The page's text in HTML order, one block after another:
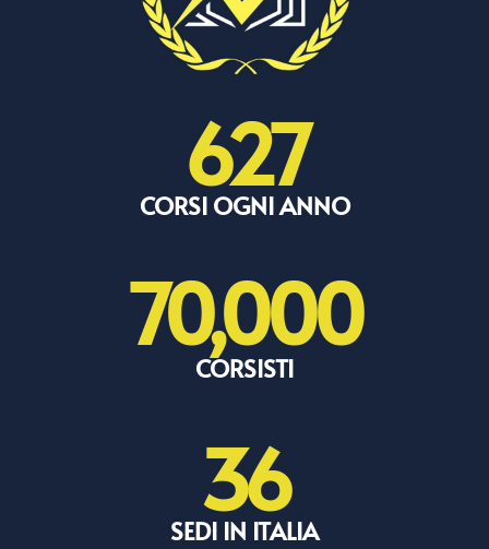
CORSI OGNI ANNO
627
CORSISTI
70,000
SEDI IN ITALIA
36